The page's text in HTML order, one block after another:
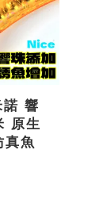
響
原生
真魚